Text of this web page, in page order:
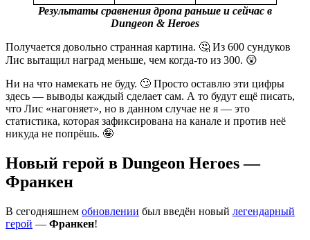
Результаты сравнения дропа раньше и сейчас в
Dungeon & Heroes
Получается довольно странная картина. 🤔 Из 600 сундуков
Лис вытащил наград меньше, чем когда-то из 300. 😲
Ни на что намекать не буду. 🙄 Просто оставлю эти цифры
здесь — выводы каждый сделает сам. А то будут ещё писать,
что Лис «нагоняет», но в данном случае не я — это
статистика, которая зафиксирована на канале и против неё
никуда не попрёшь. 🤪
Новый герой в Dungeon Heroes —
Франкен
В сегодняшнем обновлении был введён новый легендарный
герой — Франкен!